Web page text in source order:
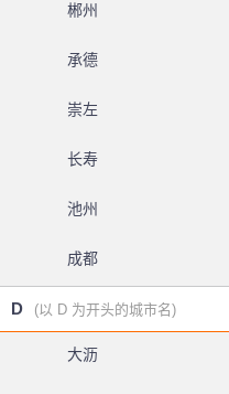
郴州
承德
崇左
长寿
池州
成都
D (以 D 为开头的城市名)
大沥